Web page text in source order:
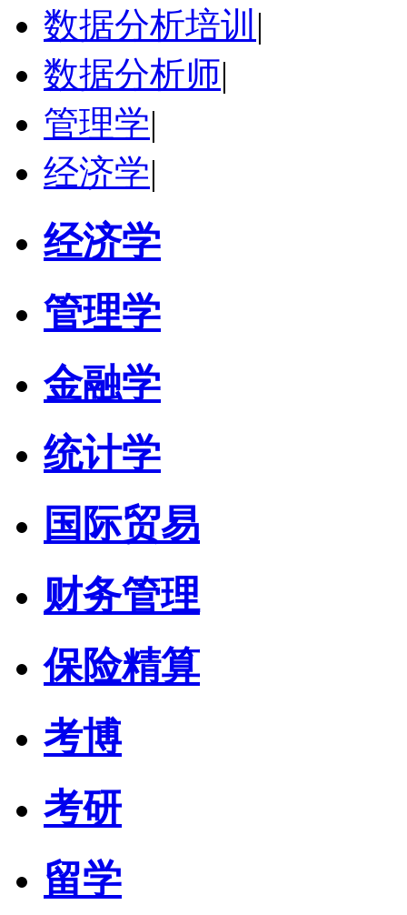
立即咨询
数据分析培训 |
数据分析师|
管理学|
经济学|
经济学
管理学
金融学
统计学
国际贸易
财务管理
保险精算
考博
考研
留学